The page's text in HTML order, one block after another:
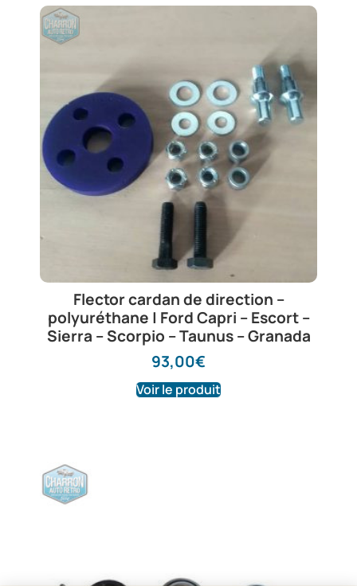
Flector cardan de direction –
polyuréthane | Ford Capri – Escort –
Sierra – Scorpio – Taunus – Granada
93,00€
Voir le produit